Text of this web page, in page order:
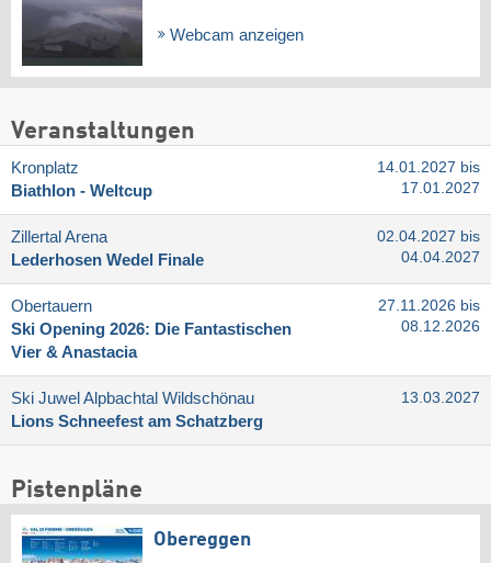
Webcam anzeigen
Veranstaltungen
Kronplatz
Biathlon - Weltcup
14.01.2027 bis
17.01.2027
Zillertal Arena
Lederhosen Wedel Finale
02.04.2027 bis
04.04.2027
Obertauern
Ski Opening 2026: Die Fantastischen
Vier & Anastacia
27.11.2026 bis
08.12.2026
Ski Juwel Alpbachtal Wildschönau
Lions Schneefest am Schatzberg
13.03.2027
Pistenpläne
Obereggen